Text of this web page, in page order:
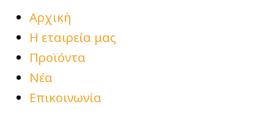
Αρχική
Η εταιρεία μας
Προϊόντα
Νέα
Επικοινωνία